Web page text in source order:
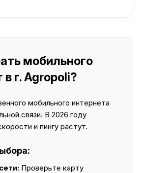
мобильного
в г. Agropoli?
мобильного интернета
связи. В 2026 году
и пингу растут.
Проверьте карту